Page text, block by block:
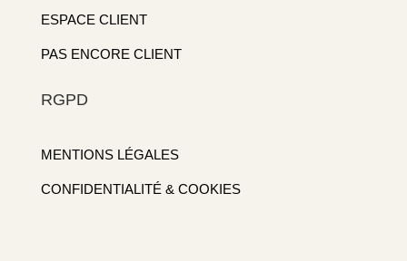
ESPACE CLIENT
PAS ENCORE CLIENT
RGPD
MENTIONS LÉGALES
CONFIDENTIALITÉ & COOKIES